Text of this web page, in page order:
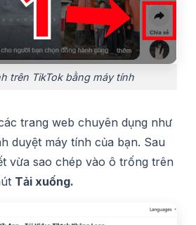
trên TikTok bằng máy tính
trang web chuyên dụng như
duyệt máy tính của bạn. Sau
vừa sao chép vào ô trống trên
Tải xuống.